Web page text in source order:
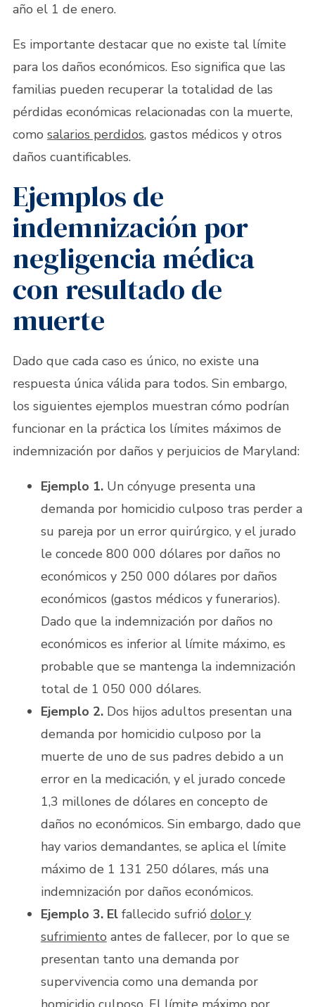
año el 1 de enero.
Es importante destacar que no existe tal límite
para los daños económicos. Eso significa que las
familias pueden recuperar la totalidad de las
pérdidas económicas relacionadas con la muerte,
como salarios perdidos, gastos médicos y otros
daños cuantificables.
Ejemplos de
indemnización por
negligencia médica
con resultado de
muerte
Dado que cada caso es único, no existe una
respuesta única válida para todos. Sin embargo,
los siguientes ejemplos muestran cómo podrían
funcionar en la práctica los límites máximos de
indemnización por daños y perjuicios de Maryland:
Ejemplo 1.Un cónyuge presenta una
demanda por homicidio culposo tras perder a
su pareja por un error quirúrgico, y el jurado
le concede 800 000 dólares por daños no
económicos y 250 000 dólares por daños
económicos (gastos médicos y funerarios).
Dado que la indemnización por daños no
económicos es inferior al límite máximo, es
probable que se mantenga la indemnización
total de 1 050 000 dólares.
Ejemplo 2.Dos hijos adultos presentan una
demanda por homicidio culposo por la
muerte de uno de sus padres debido a un
error en la medicación, y el jurado concede
1,3 millones de dólares en concepto de
daños no económicos. Sin embargo, dado que
hay varios demandantes, se aplica el límite
máximo de 1 131 250 dólares, más una
indemnización por daños económicos.
Ejemplo 3. El fallecido sufrió dolor y
sufrimiento antes de fallecer, por lo que se
presentan tanto una demanda por
supervivencia como una demanda por